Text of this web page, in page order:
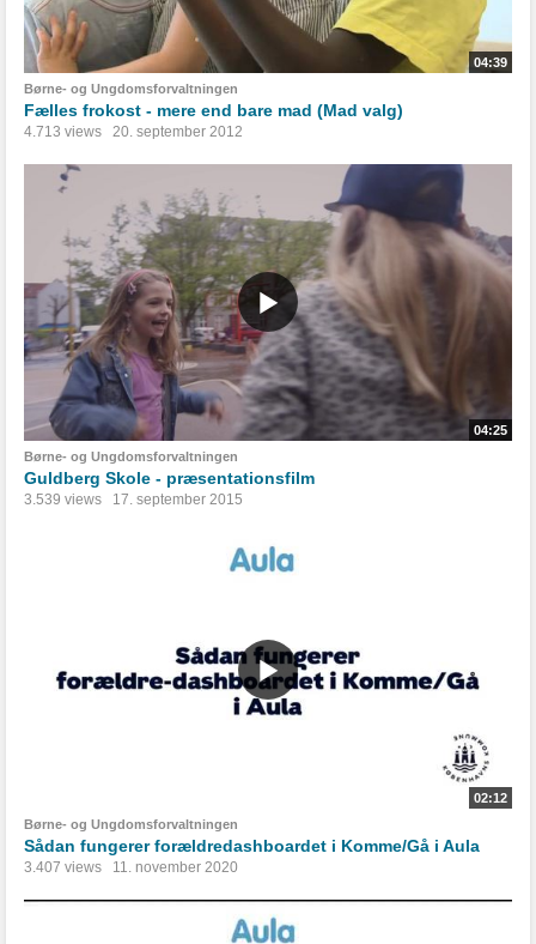
04:39
Børne- og Ungdomsforvaltningen
Fælles frokost - mere end bare mad (Mad valg)
4.713 views 20. september 2012
04:25
Børne- og Ungdomsforvaltningen
Guldberg Skole - præsentationsfilm
3.539 views 17. september 2015
02:12
Børne- og Ungdomsforvaltningen
Sådan fungerer forældredashboardet i Komme/Gå i Aula
3.407 views 11. november 2020